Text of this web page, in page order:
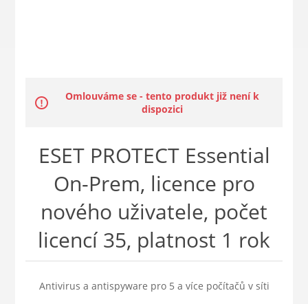
Omlouváme se - tento produkt již není k
dispozici
ESET PROTECT Essential
On-Prem, licence pro
nového uživatele, počet
licencí 35, platnost 1 rok
Antivirus a antispyware pro 5 a více počítačů v síti